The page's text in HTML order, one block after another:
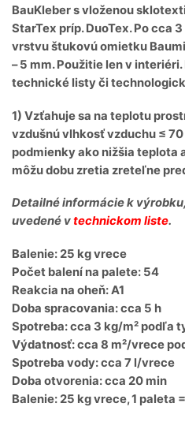
BauKleber s vloženou
StarTex príp. DuoTex. Po cca
vrstvu štukovú omietku
– 5 mm. Použitie len v
technické listy či
1) Vzťahuje sa na teplotu
vzdušnú vlhkosť vzduchu ≤
podmienky ako nižšia teplota
môžu dobu zretia zreteľne
Detailné informácie k
uvedené vtechnickom liste.
Balenie: 25 kg vrece
Počet balení na palete: 54
Reakcia na oheň: A1
Doba spracovania: cca 5 h
Spotreba: cca 3 kg/m² podľa
Výdatnosť: cca 8 m²/vrece
Spotreba vody: cca 7 l/vrece
Doba otvorenia: cca 20 min
Balenie: 25 kg vrece, 1 paleta